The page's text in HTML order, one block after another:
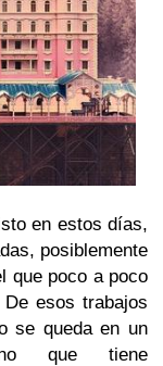
en estos días,
posiblemente
que poco a poco
De esos trabajos
se queda en un
que tiene